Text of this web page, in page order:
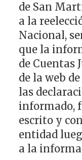
de San
a la
Nacional,
que la
de Cuentas
de la web
las
informado,
escrito y
entidad
a la